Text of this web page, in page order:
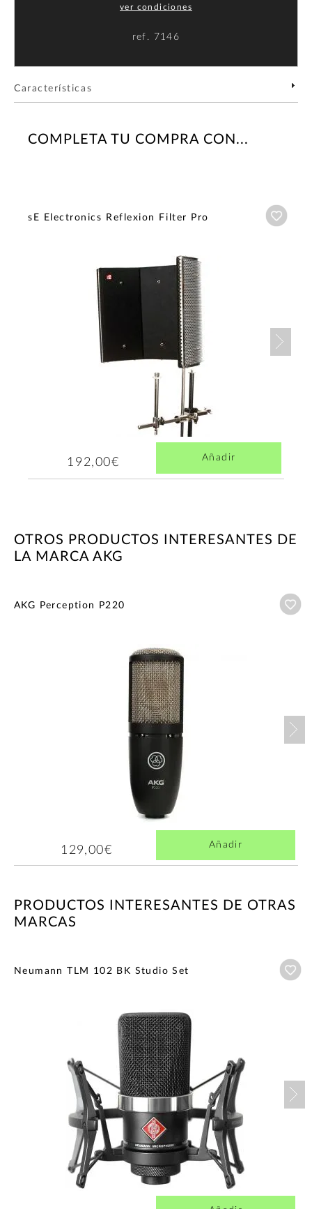
ver condiciones
ref. 7146
Características
COMPLETA TU COMPRA CON...
sE Electronics Reflexion Filter Pro
192,00€ Añadir
OTROS PRODUCTOS INTERESANTES DE
LA MARCA AKG
AKG Perception P220
129,00€ Añadir
PRODUCTOS INTERESANTES DE OTRAS
MARCAS
Neumann TLM 102 BK Studio Set